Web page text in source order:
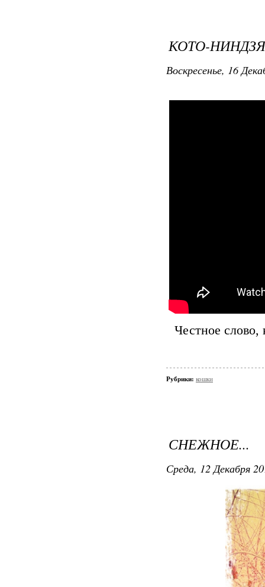
КОТО-
Воскресенье, 16
Честное
Рубрики: кошки
СНЕЖНОЕ...
Среда, 12 Декабря